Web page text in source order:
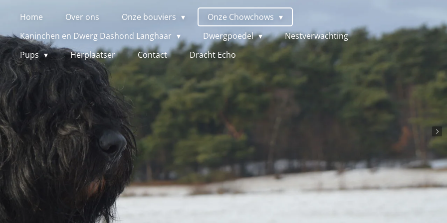
Home Over ons Onze bouviers
Onze Chowchows
Kaninchen en Dwerg Dashond Langhaar
Dwergpoedel
Nestverwachting
Pups
Herplaatser Contact Dracht Echo